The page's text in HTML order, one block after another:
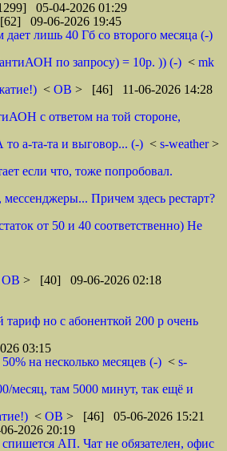
05-04-2026 01:29
09-06-2026 19:45
лишь 40 Гб со второго месяца (-)
по запросу) = 10р. )) (-) < mk
< ОВ > [46] 11-06-2026 14:28
с ответом на той стороне,
а-та-та и выговор... (-) < s-weather>
если что, тоже попробовал.
Причем здесь рестарт?
от 50 и 40 соответственно) Не
ОВ > [40] 09-06-2026 02:18
но с абоненткой 200 р очень
03:15
на несколько месяцев (-) < s-
месяц, там 5000 минут, так ещё и
< ОВ > [46] 05-06-2026 15:21
2026 20:19
АП. Чат не обязателен, офис